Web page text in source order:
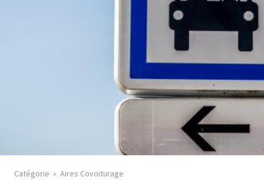
Catégorie Aires Covoiturage